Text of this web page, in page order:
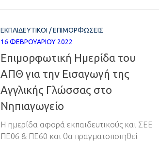
ΕΚΠΑΙΔΕΥΤΙΚΟΊ /ΕΠΙΜΟΡΦΏΣΕΙΣ
16 ΦΕΒΡΟΥΑΡΊΟΥ 2022
Επιμορφωτική Ημερίδα του
ΑΠΘ για την Εισαγωγή της
Αγγλικής Γλώσσας στο
Νηπιαγωγείο
Η ημερίδα αφορά εκπαιδευτικούς και ΣΕΕ
ΠΕ06 & ΠΕ60 και θα πραγματοποιηθεί